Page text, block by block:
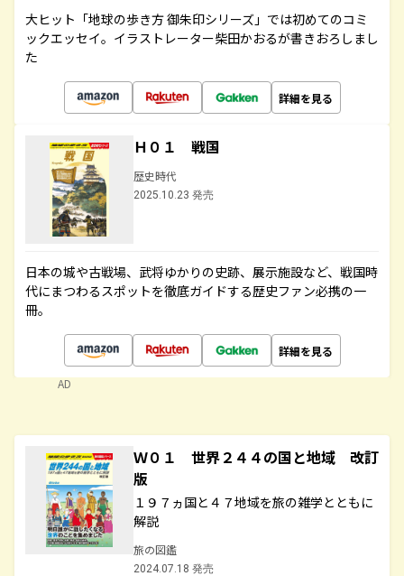
大ヒット「地球の歩き方 御朱印シリーズ」では初めてのコミ
ックエッセイ。イラストレーター柴田かおるが書きおろしまし
た
詳細を見る
Ｈ０１ 戦国
歴史時代
2025.10.23 発売
日本の城や古戦場、武将ゆかりの史跡、展示施設など、戦国時
代にまつわるスポットを徹底ガイドする歴史ファン必携の一
冊。
詳細を見る
AD
Ｗ０１ 世界２４４の国と地域 改訂
版
１９７ヵ国と４７地域を旅の雑学とともに
解説
旅の図鑑
2024.07.18 発売